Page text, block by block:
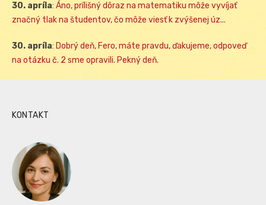
30. apríla: Áno, prílišný dôraz na matematiku môže vyvíjať
značný tlak na študentov, čo môže viesť k zvýšenej úz...
30. apríla: Dobrý deň, Fero, máte pravdu, ďakujeme, odpoveď
na otázku č. 2 sme opravili. Pekný deň.
KONTAKT